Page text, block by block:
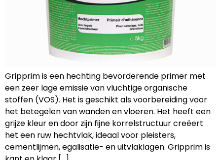
Gripprim is een hechting bevorderende primer met
een zeer lage emissie van vluchtige organische
stoffen (VOS). Het is geschikt als voorbereiding voor
het betegelen van wanden en vloeren. Het heeft een
grijze kleur en door zijn fijne korrelstructuur creëert
het een ruw hechtvlak, ideaal voor pleisters,
cementlijmen, egalisatie- en uitvlaklagen. Gripprim is